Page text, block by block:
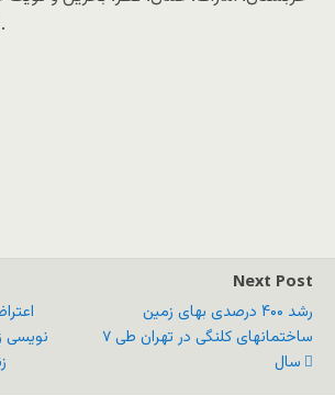
خلیج فارس هستند.
نویسی
Next Post
رشد ۴۰۰ درصدی بهای زمین
ساختمانهای کلنگی در تهران طی ۷
سال